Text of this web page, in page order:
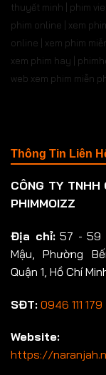
thuyết minh | phim
phim online | xem
online | xem phim
xem phim hay |
web xem phim miễn
Thông Tin Liên
CÔNG TY TNHH
PHIMMOIZZ
Địa chỉ:57 - 59
Mậu, Phường
Quận 1, Hồ Chí
SĐT: 0946 111 179
Website:
https://